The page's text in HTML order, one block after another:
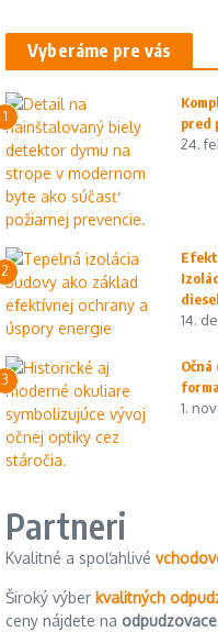
Vyberáme pre vás
1
pred
24.
2
14.
3
1.
Partneri
Kvalitné a spoľahlivé
Široký výber kvalitných
ceny nájdete na